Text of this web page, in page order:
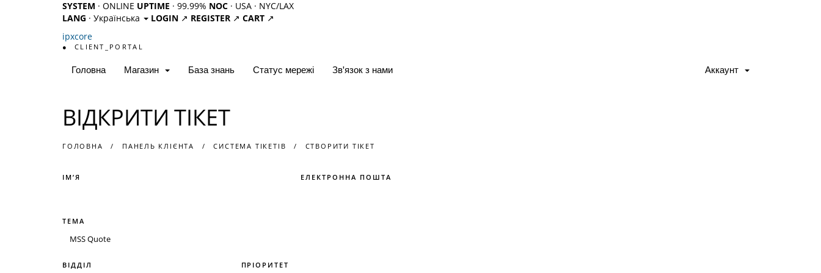
SYSTEM · ONLINE UPTIME · 99.99% NOC · USA · NYC/LAX
LANG · Українська LOGIN ↗ REGISTER ↗ CART ↗
ipxcore
● CLIENT_PORTAL
Головна Магазин База знань Статус мережі Зв'язок з нами Аккаунт
ВІДКРИТИ ТІКЕТ
ГОЛОВНА ПАНЕЛЬ КЛІЄНТА СИСТЕМА ТІКЕТІВ СТВОРИТИ ТІКЕТ
ІМ’Я ЕЛЕКТРОННА ПОШТА
ТЕМА
ВІДДІЛ ПРІОРИТЕТ